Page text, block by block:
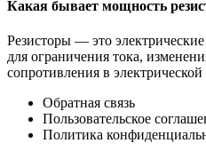
Какая бывает мощность
Резисторы — это
для ограничения тока,
сопротивления в
Обратная связь
Пользовательское
Политика